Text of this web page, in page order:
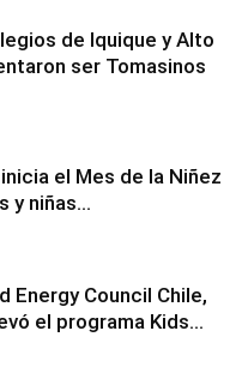
de Iquique y Alto
ser Tomasinos
el Mes de la Niñez
y niñas...
Energy Council Chile,
el programa Kids...